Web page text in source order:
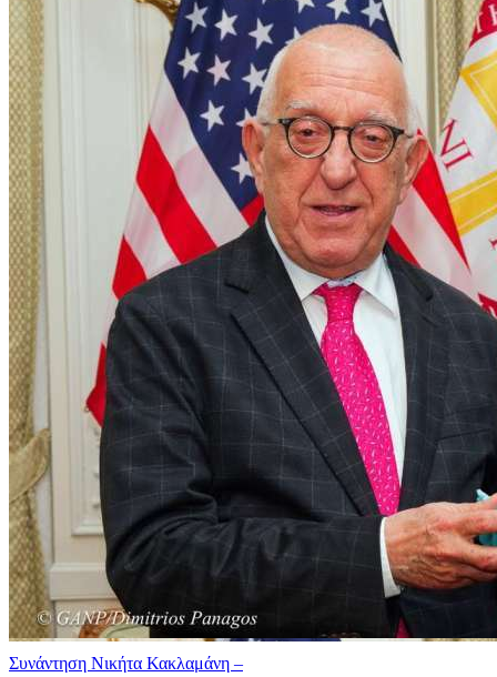
Συνάντηση Νικήτα Κακλαμάνη –